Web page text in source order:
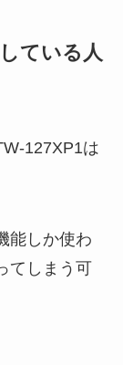
ている人
127XP1は
能しか使わ
てしまう可